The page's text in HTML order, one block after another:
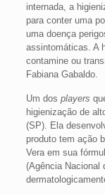
internada, a
para conter uma
uma doença
assintomáticas. A
contamine ou
Fabiana Gabaldo.
Um dos players
higienização de
(SP). Ela
produto tem ação
Vera em sua
(Agência Nacional